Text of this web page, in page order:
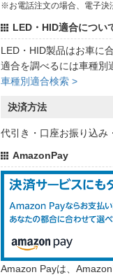
※お電話注文の場合、電子決
LED・HID適合につい
LED・HID製品はお車に
適合を調べるには車種別
車種別適合検索 >
決済方法
代引き・口座お振り込み
AmazonPay
Amazon Payは、